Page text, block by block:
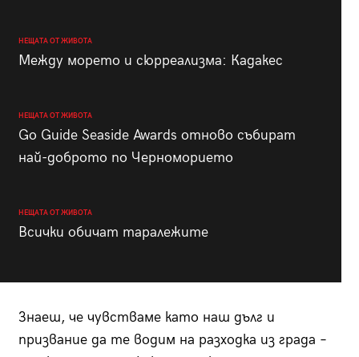
НЕЩАТА ОТ ЖИВОТА
Между морето и сюрреализма: Кадакес
НЕЩАТА ОТ ЖИВОТА
Go Guide Seaside Awards отново събират
най-доброто по Черноморието
НЕЩАТА ОТ ЖИВОТА
Всички обичат таралежите
Знаеш, че чувстваме като наш дълг и
призвание да те водим на разходка из града –